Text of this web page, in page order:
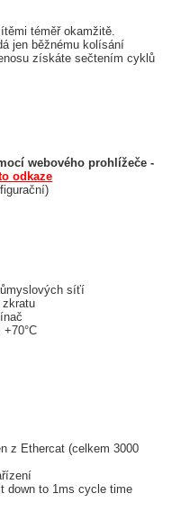
téměř okamžitě.
jen běžnému kolísání
získáte sečtením cyklů
webového prohlížeče -
odkaze
síťí
zkratu
z Ethercat (celkem 3000
down to 1ms cycle time